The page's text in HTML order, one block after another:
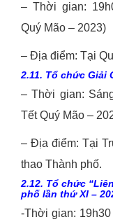
– Thời gian:
Quý Mão – 2023)
– Địa điểm: Tại
2.11. Tổ chức Giải
– Thời gian:
Tết Quý Mão –
– Địa điểm: Tại
thao Thành phố.
2.12. Tổ chức
phố lần thứ XI –
-Thời gian: